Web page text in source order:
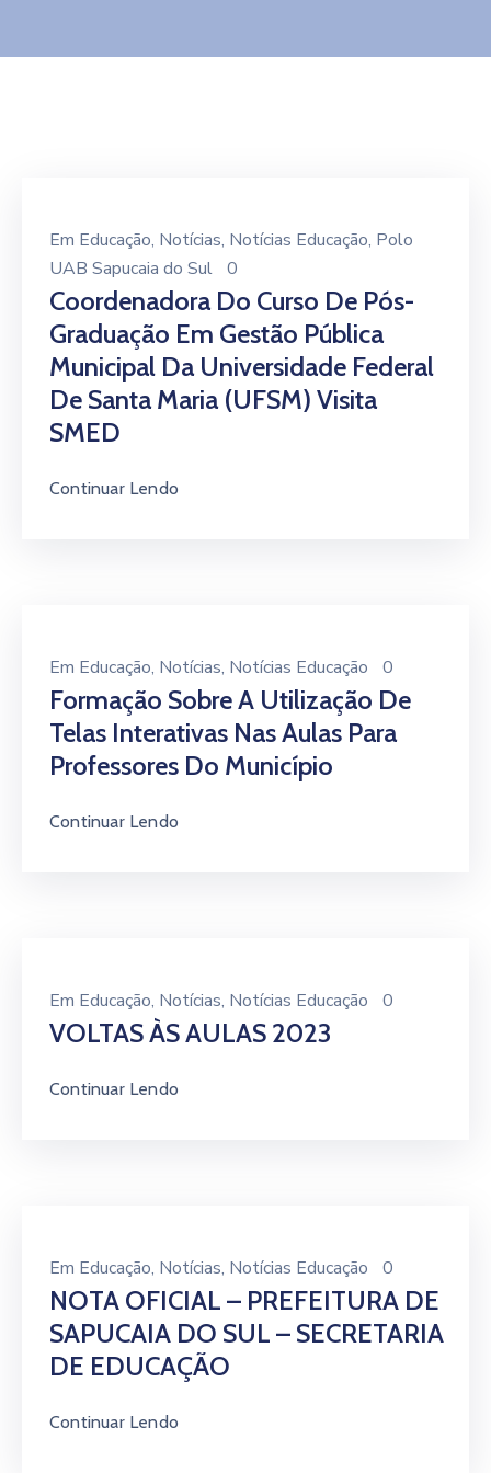
Em Educação‚ Notícias‚ Notícias Educação‚ Polo
UAB Sapucaia do Sul 0
Coordenadora Do Curso De Pós-
Graduação Em Gestão Pública
Municipal Da Universidade Federal
De Santa Maria (UFSM) Visita
SMED
Continuar Lendo
Em Educação‚ Notícias‚ Notícias Educação 0
Formação Sobre A Utilização De
Telas Interativas Nas Aulas Para
Professores Do Município
Continuar Lendo
Em Educação‚ Notícias‚ Notícias Educação 0
VOLTAS ÀS AULAS 2023
Continuar Lendo
Em Educação‚ Notícias‚ Notícias Educação 0
NOTA OFICIAL – PREFEITURA DE
SAPUCAIA DO SUL – SECRETARIA
DE EDUCAÇÃO
Continuar Lendo